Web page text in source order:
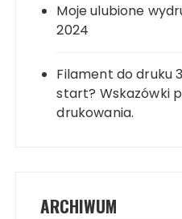
Moje ulubione
2024
Filament do druku
start? Wskazówki
drukowania.
ARCHIWUM